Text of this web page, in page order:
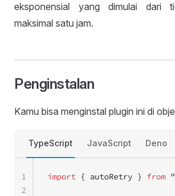
eksponensial yang dimulai dari
maksimal satu jam.
Penginstalan
Kamu bisa menginstal plugin ini di
TypeScript JavaScript Deno
import { autoRetry } from
1
2